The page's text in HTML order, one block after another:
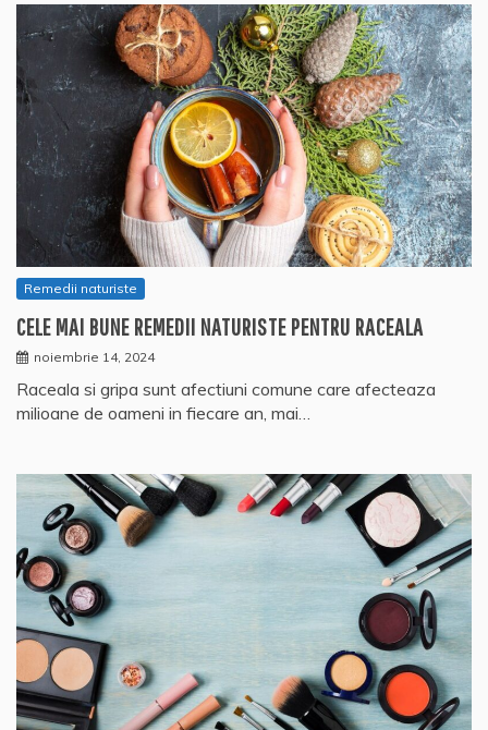
Remedii naturiste
CELE MAI BUNE REMEDII NATURISTE PENTRU RACEALA
noiembrie 14, 2024
Raceala si gripa sunt afectiuni comune care afecteaza
milioane de oameni in fiecare an, mai…